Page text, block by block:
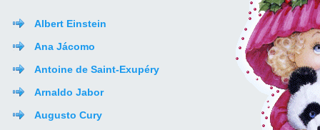
Albert Einstein
Ana Jácomo
Antoine de Saint-Exupéry
Arnaldo Jabor
Augusto Cury